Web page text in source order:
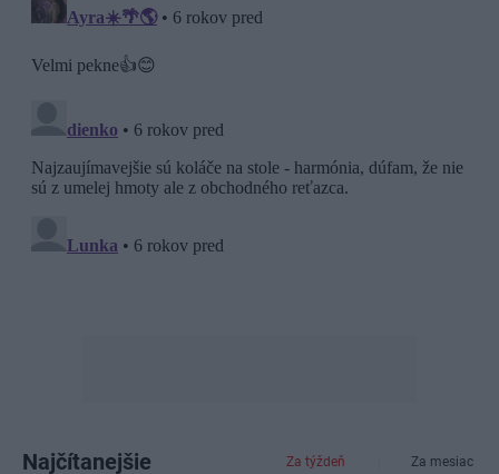
Najčítanejšie Za týždeň Za mesiac